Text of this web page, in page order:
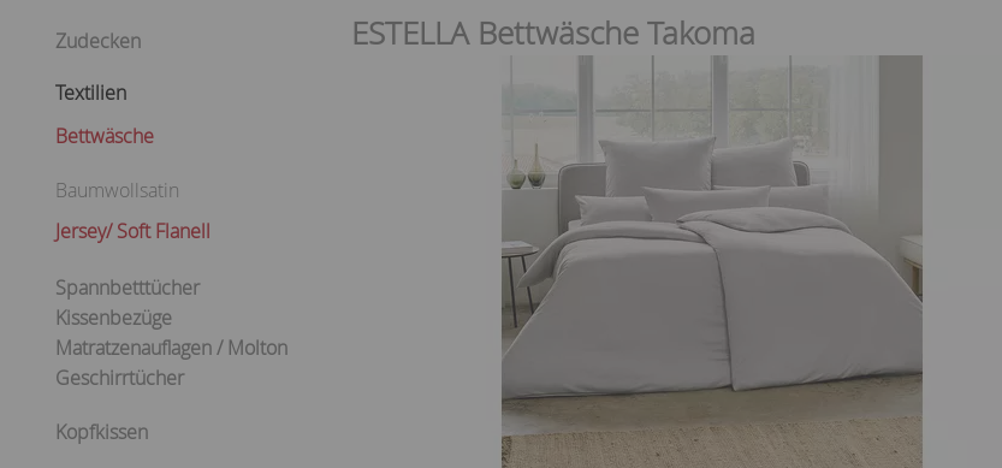
Zudecken
Textilien
Bettwäsche
Baumwollsatin
Jersey/ Soft Flanell
Spannbetttücher
Kissenbezüge
Matratzenauflagen / Molton
Geschirrtücher
Kopfkissen
ESTELLA Bettwäsche Takoma